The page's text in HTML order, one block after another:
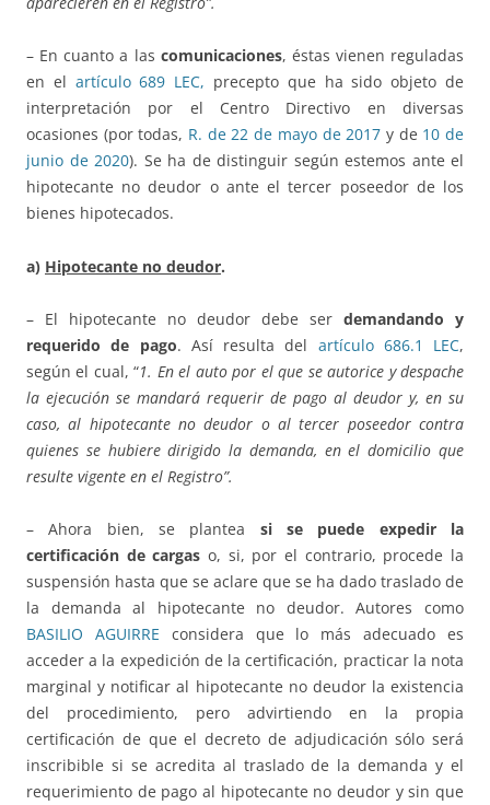
– En cuanto a las comunicaciones, éstas vienen reguladas
en el artículo 689 LEC, precepto que ha sido objeto de
interpretación por el Centro Directivo en diversas
ocasiones (por todas, R. de 22 de mayo de 2017 y de 10 de
junio de 2020). Se ha de distinguir según estemos ante el
hipotecante no deudor o ante el tercer poseedor de los
bienes hipotecados.
a) Hipotecante no deudor.
– El hipotecante no deudor debe ser demandando y
requerido de pago. Así resulta del artículo 686.1 LEC,
según el cual, “1. En el auto por el que se autorice y despache
la ejecución se mandará requerir de pago al deudor y, en su
caso, al hipotecante no deudor o al tercer poseedor contra
quienes se hubiere dirigido la demanda, en el domicilio que
resulte vigente en el Registro”.
– Ahora bien, se plantea si se puede expedir la
certificación de cargas o, si, por el contrario, procede la
suspensión hasta que se aclare que se ha dado traslado de
la demanda al hipotecante no deudor. Autores como
BASILIO AGUIRRE considera que lo más adecuado es
acceder a la expedición de la certificación, practicar la nota
marginal y notificar al hipotecante no deudor la existencia
del procedimiento, pero advirtiendo en la propia
certificación de que el decreto de adjudicación sólo será
inscribible si se acredita al traslado de la demanda y el
requerimiento de pago al hipotecante no deudor y sin que